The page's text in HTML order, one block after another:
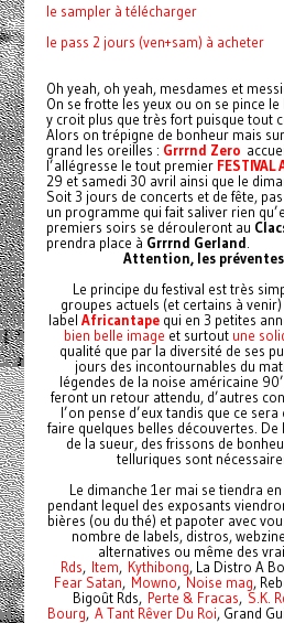
le sampler à télécharger
le pass 2 jours (ven+sam) à acheter
Oh yeah, oh yeah, mesdames et
On se frotte les yeux ou on se pince
y croit plus que très fort puisque tout
Alors on trépigne de bonheur mais
grand les oreilles : Grrrnd Zero
l’allégresse le tout premier FESTIVAL
29 et samedi 30 avril ainsi que le
Soit 3 jours de concerts et de fête,
un programme qui fait saliver rien
premiers soirs se dérouleront au
prendra place à Grrrnd Gerland
Attention, les
Le principe du festival est très
groupes actuels (et certains à
label Africantape qui en 3 petites
bien belle image et surtout une
qualité que par la diversité de ses
jours des incontournables du
légendes de la noise américaine
feront un retour attendu, d’autres
l’on pense d’eux tandis que ce
faire quelques belles découvertes.
de la sueur, des frissons de
telluriques sont
Le dimanche 1er mai se tiendra
pendant lequel des exposants
bières (ou du thé) et papoter avec
nombre de labels, distros,
alternatives ou même des
Rds, Item, Kythibong, La Distro A
Fear Satan, Mowno, Noise mag,
Bigoût Rds, Perte & Fracas, S.K.
Bourg, A Tant Rêver Du Roi, Grand